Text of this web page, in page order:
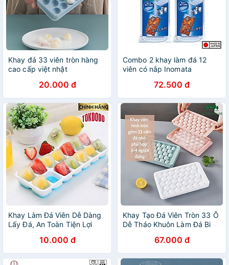
Khay đá 33 viên tròn hàng
cao cấp việt nhật
20.000 đ
Combo 2 khay làm đá 12
viên có nắp Inomata
72.500 đ
Khay Làm Đá Viên Dễ Dàng
Lấy Đá, An Toàn Tiện Lợi
10.000 đ
Khay Tạo Đá Viên Tròn 33 Ô
Dễ Tháo Khuôn Làm Đá Bi
67.000 đ